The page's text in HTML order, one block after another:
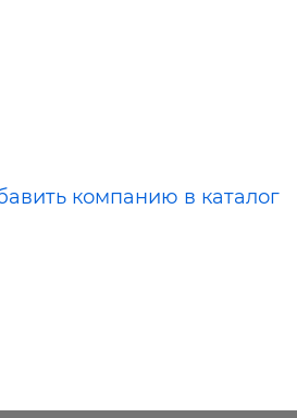
компанию в каталог